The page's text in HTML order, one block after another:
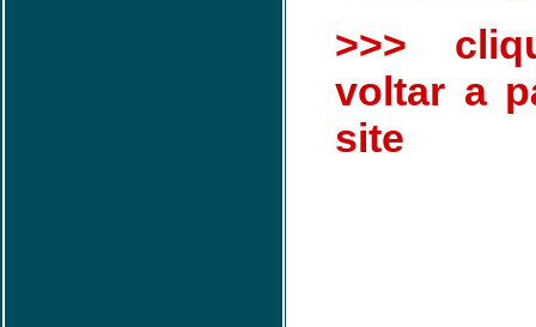
>>>
voltar a
site